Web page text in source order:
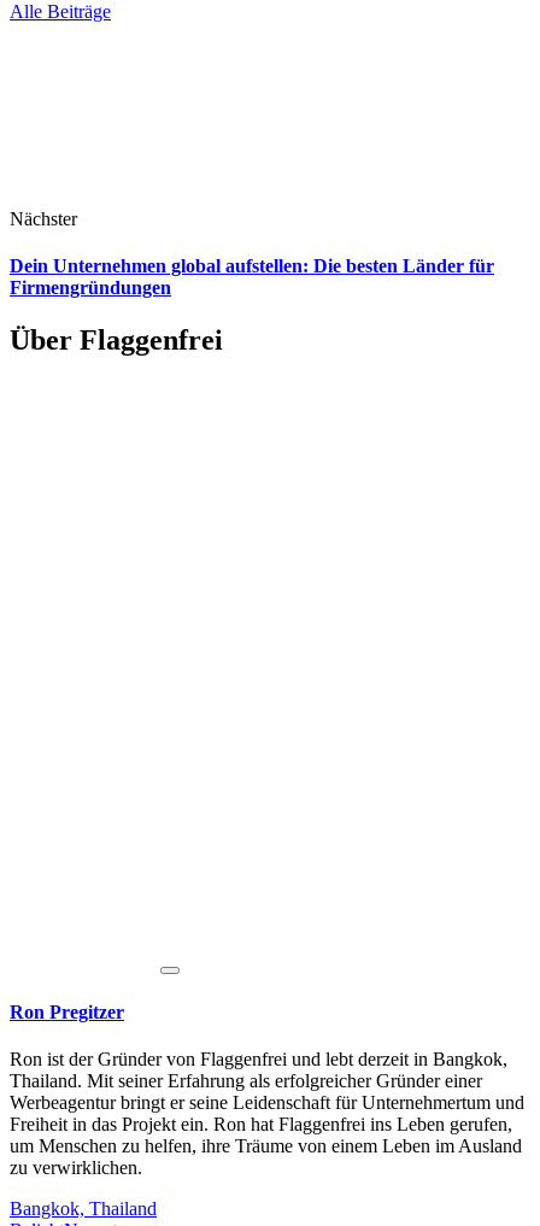
Alle Beiträge
Nächster
Dein Unternehmen global aufstellen: Die besten Länder für
Firmengründungen
Über Flaggenfrei
Ron Pregitzer
Ron ist der Gründer von Flaggenfrei und lebt derzeit in Bangkok,
Thailand. Mit seiner Erfahrung als erfolgreicher Gründer einer
Werbeagentur bringt er seine Leidenschaft für Unternehmertum und
Freiheit in das Projekt ein. Ron hat Flaggenfrei ins Leben gerufen,
um Menschen zu helfen, ihre Träume von einem Leben im Ausland
zu verwirklichen.
Bangkok, Thailand